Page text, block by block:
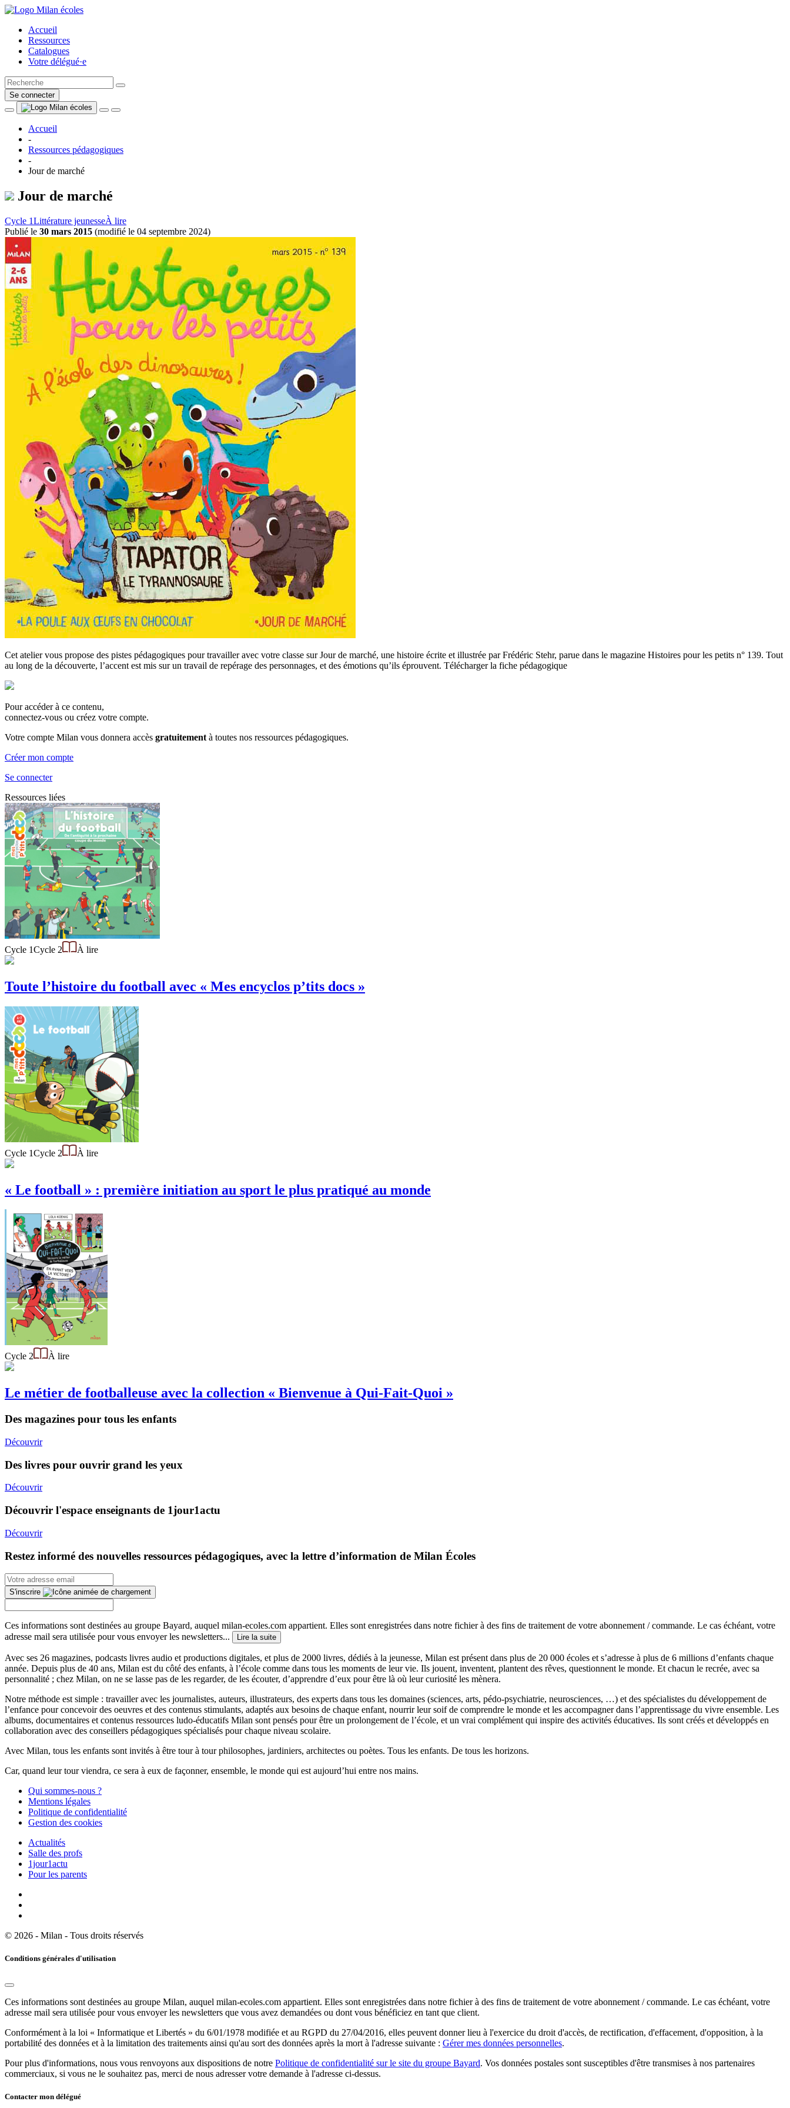
Accueil
Ressources
Catalogues
Votre délégué·e
Se connecter
Accueil
-
Ressources pédagogiques
-
Jour de marché
Jour de marché
Cycle 1Littérature jeunesseÀ lire
Publié le 30 mars 2015 (modifié le 04 septembre 2024)
Cet atelier vous propose des pistes pédagogiques pour travailler avec votre classe sur Jour de marché, une histoire écrite et illustrée par Frédéric Stehr, parue dans le magazine Histoires pour les petits n° 139. Tout
au long de la découverte, l’accent est mis sur un travail de repérage des personnages, et des émotions qu’ils éprouvent. Télécharger la fiche pédagogique
Pour accéder à ce contenu,
connectez-vous ou créez votre compte.
Votre compte Milan vous donnera accès gratuitement à toutes nos ressources pédagogiques.
Créer mon compte
Se connecter
Ressources liées
Cycle 1Cycle 2 À lire
Toute l’histoire du football avec « Mes encyclos p’tits docs »
Cycle 1Cycle 2 À lire
« Le football » : première initiation au sport le plus pratiqué au monde
Cycle 2 À lire
Le métier de footballeuse avec la collection « Bienvenue à Qui-Fait-Quoi »
Des magazines pour tous les enfants
Découvrir
Des livres pour ouvrir grand les yeux
Découvrir
Découvrir l'espace enseignants de 1jour1actu
Découvrir
Restez informé des nouvelles ressources pédagogiques, avec la lettre d’information de Milan Écoles
S'inscrire
Ces informations sont destinées au groupe Bayard, auquel milan-ecoles.com appartient. Elles sont enregistrées dans notre fichier à des fins de traitement de votre abonnement / commande. Le cas échéant, votre
adresse mail sera utilisée pour vous envoyer les newsletters...
Lire la suite
Avec ses 26 magazines, podcasts livres audio et productions digitales, et plus de 2000 livres, dédiés à la jeunesse, Milan est présent dans plus de 20 000 écoles et s’adresse à plus de 6 millions d’enfants chaque
année. Depuis plus de 40 ans, Milan est du côté des enfants, à l’école comme dans tous les moments de leur vie. Ils jouent, inventent, plantent des rêves, questionnent le monde. Et chacun le recrée, avec sa
personnalité ; chez Milan, on ne se lasse pas de les regarder, de les écouter, d’apprendre d’eux pour être là où leur curiosité les mènera.
Notre méthode est simple : travailler avec les journalistes, auteurs, illustrateurs, des experts dans tous les domaines (sciences, arts, pédo-psychiatrie, neurosciences, …) et des spécialistes du développement de
l’enfance pour concevoir des oeuvres et des contenus stimulants, adaptés aux besoins de chaque enfant, nourrir leur soif de comprendre le monde et les accompagner dans l’apprentissage du vivre ensemble. Les
albums, documentaires et contenus ressources ludo-éducatifs Milan sont pensés pour être un prolongement de l’école, et un vrai complément qui inspire des activités éducatives. Ils sont créés et développés en
collaboration avec des conseillers pédagogiques spécialisés pour chaque niveau scolaire.
Avec Milan, tous les enfants sont invités à être tour à tour philosophes, jardiniers, architectes ou poètes. Tous les enfants. De tous les horizons.
Car, quand leur tour viendra, ce sera à eux de façonner, ensemble, le monde qui est aujourd’hui entre nos mains.
Qui sommes-nous ?
Mentions légales
Politique de confidentialité
Gestion des cookies
Actualités
Salle des profs
1jour1actu
Pour les parents
© 2026 - Milan - Tous droits réservés
Conditions générales d'utilisation
Ces informations sont destinées au groupe Milan, auquel milan-ecoles.com appartient. Elles sont enregistrées dans notre fichier à des fins de traitement de votre abonnement / commande. Le cas échéant, votre
adresse mail sera utilisée pour vous envoyer les newsletters que vous avez demandées ou dont vous bénéficiez en tant que client.
Conformément à la loi « Informatique et Libertés » du 6/01/1978 modifiée et au RGPD du 27/04/2016, elles peuvent donner lieu à l'exercice du droit d'accès, de rectification, d'effacement, d'opposition, à la
portabilité des données et à la limitation des traitements ainsi qu'au sort des données après la mort à l'adresse suivante : Gérer mes données personnelles.
Pour plus d'informations, nous vous renvoyons aux dispositions de notre Politique de confidentialité sur le site du groupe Bayard. Vos données postales sont susceptibles d'être transmises à nos partenaires
commerciaux, si vous ne le souhaitez pas, merci de nous adresser votre demande à l'adresse ci-dessus.
Contacter mon délégué